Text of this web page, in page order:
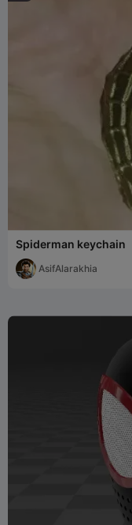
Spiderman keychain
AsifAlarakhia